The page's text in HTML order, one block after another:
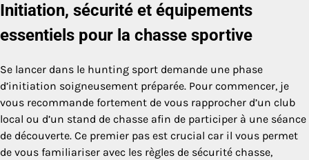
Initiation, sécurité et équipements
essentiels pour la chasse sportive
Se lancer dans le hunting sport demande une phase
d’initiation soigneusement préparée. Pour commencer, je
vous recommande fortement de vous rapprocher d’un club
local ou d’un stand de chasse afin de participer à une séance
de découverte. Ce premier pas est crucial car il vous permet
de vous familiariser avec les règles de sécurité chasse,